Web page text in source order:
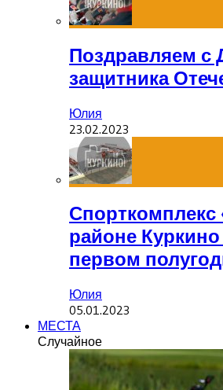
Поздравляем с
защитника
Юлия
23.02.2023
Спорткомплекс
районе Куркино
первом
Юлия
05.01.2023
МЕСТА
Случайное